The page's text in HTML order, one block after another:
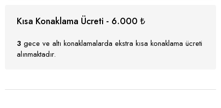
Kısa Konaklama Ücreti - 6.000 ₺
3 gece ve altı konaklamalarda ekstra kısa konaklama ücreti
alınmaktadır.